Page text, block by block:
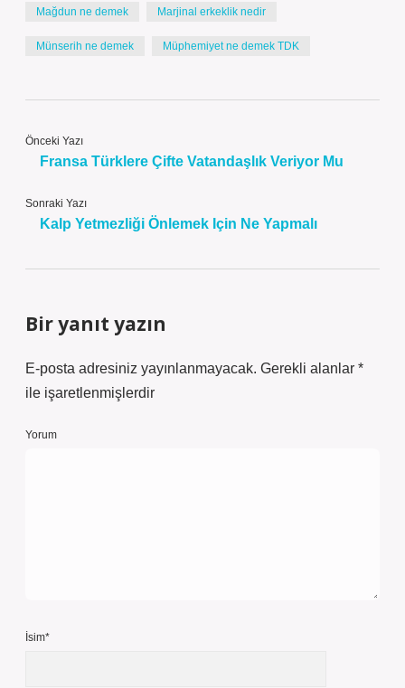
Mağdun ne demek Marjinal erkeklik nedir
Münserih ne demek Müphemiyet ne demek TDK
Önceki Yazı
Fransa Türklere Çifte Vatandaşlık Veriyor Mu
Sonraki Yazı
Kalp Yetmezliği Önlemek Için Ne Yapmalı
Bir yanıt yazın
E-posta adresiniz yayınlanmayacak. Gerekli alanlar *
ile işaretlenmişlerdir
Yorum
İsim*